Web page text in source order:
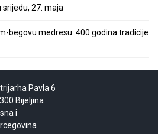
srijedu, 27. maja
begovu medresu: 400 godina tradicije
Pavla 6
Bijeljina
i